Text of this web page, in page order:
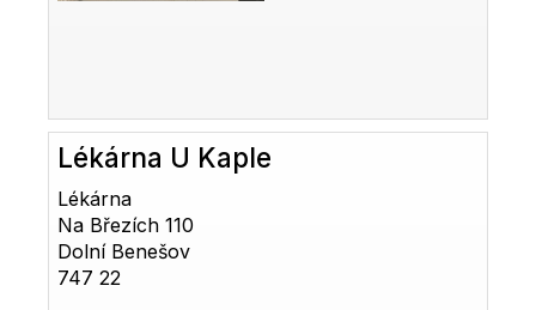
Lékárna U Kaple
Lékárna
Na Březích 110
Dolní Benešov
747 22